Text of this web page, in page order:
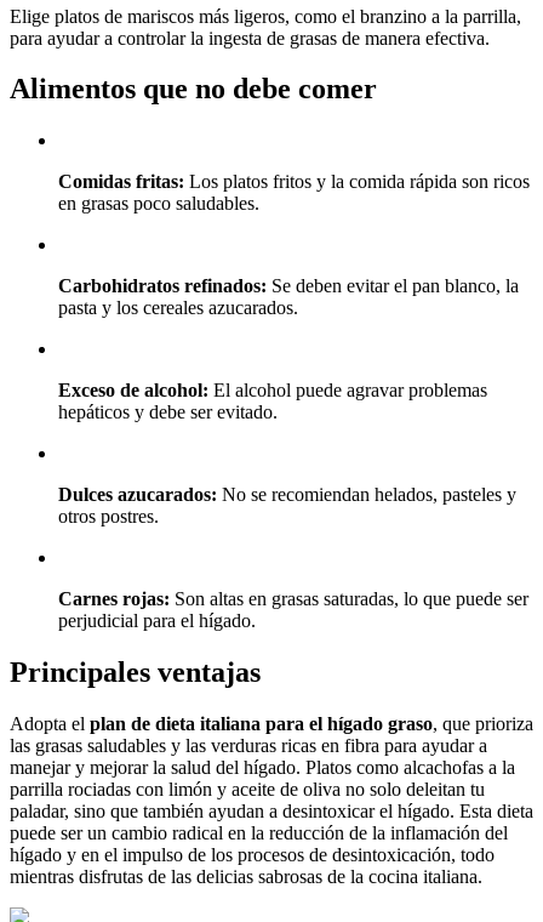
Elige platos de mariscos más ligeros, como el branzino a la parrilla,
para ayudar a controlar la ingesta de grasas de manera efectiva.
Alimentos que no debe comer
Comidas fritas: Los platos fritos y la comida rápida son ricos
en grasas poco saludables.
Carbohidratos refinados: Se deben evitar el pan blanco, la
pasta y los cereales azucarados.
Exceso de alcohol: El alcohol puede agravar problemas
hepáticos y debe ser evitado.
Dulces azucarados: No se recomiendan helados, pasteles y
otros postres.
Carnes rojas: Son altas en grasas saturadas, lo que puede ser
perjudicial para el hígado.
Principales ventajas
Adopta el plan de dieta italiana para el hígado graso, que prioriza
las grasas saludables y las verduras ricas en fibra para ayudar a
manejar y mejorar la salud del hígado. Platos como alcachofas a la
parrilla rociadas con limón y aceite de oliva no solo deleitan tu
paladar, sino que también ayudan a desintoxicar el hígado. Esta dieta
puede ser un cambio radical en la reducción de la inflamación del
hígado y en el impulso de los procesos de desintoxicación, todo
mientras disfrutas de las delicias sabrosas de la cocina italiana.